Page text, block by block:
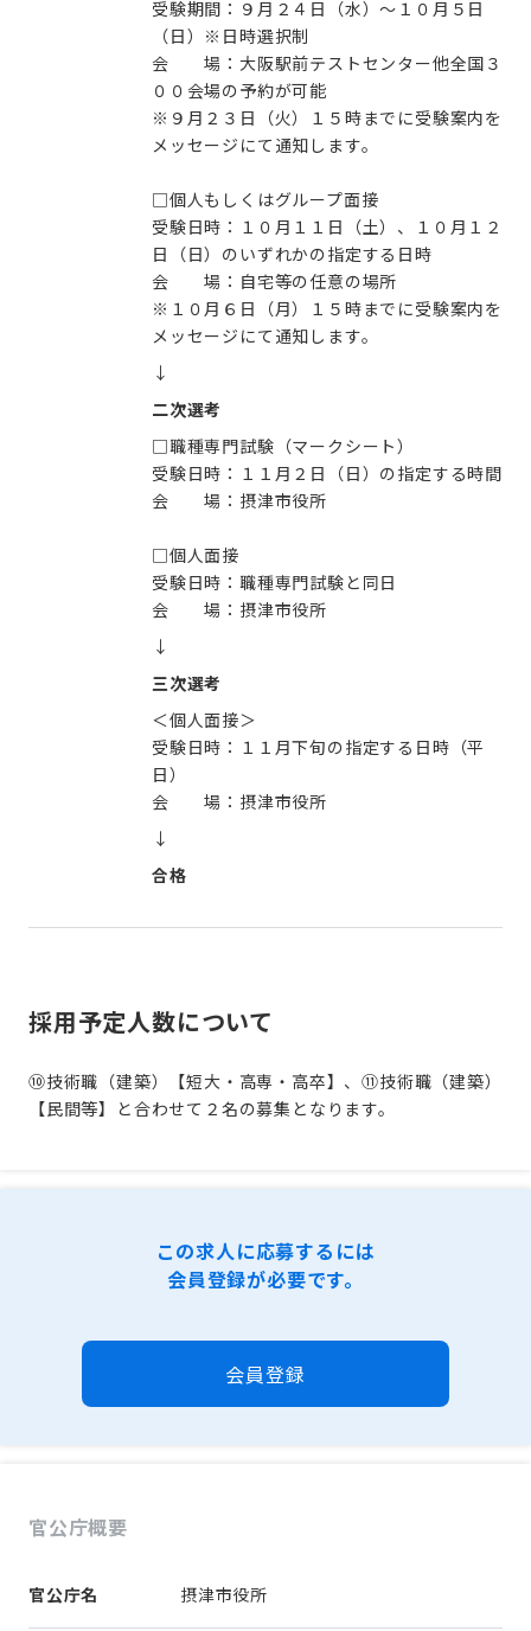
受験期間：９月２４日（水）～１０月５日
（日）※日時選択制
会 場：大阪駅前テストセンター他全国３
００会場の予約が可能
※９月２３日（火）１５時までに受験案内を
メッセージにて通知します。
□個人もしくはグループ面接
受験日時：１０月１１日（土）、１０月１２
日（日）のいずれかの指定する日時
会 場：自宅等の任意の場所
※１０月６日（月）１５時までに受験案内を
メッセージにて通知します。
↓
二次選考
□職種専門試験（マークシート）
受験日時：１１月２日（日）の指定する時間
会 場：摂津市役所
□個人面接
受験日時：職種専門試験と同日
会 場：摂津市役所
↓
三次選考
＜個人面接＞
受験日時：１１月下旬の指定する日時（平
日）
会 場：摂津市役所
↓
合格
採用予定人数について
⑩技術職（建築）【短大・高専・高卒】、⑪技術職（建築）
【民間等】と合わせて２名の募集となります。
この求人に応募するには
会員登録が必要です。
会員登録
官公庁概要
官公庁名 摂津市役所